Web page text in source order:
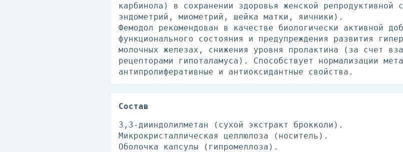
карбинола) в сохранении здоровья женской репродуктивной
эндометрий, миометрий, шейка матки, яичники).
Фемодол рекомендован в качестве биологически активной
функционального состояния и предупреждения развития
молочных железах, снижения уровня пролактина (за счет
рецепторами гипоталамуса). Способствует нормализации
антипролиферативные и антиоксидантные свойства.
Состав
3,3-дииндолилметан (сухой экстракт брокколи).
Микрокристаллическая целлюлоза (носитель).
Оболочка капсулы (гипромеллоза).